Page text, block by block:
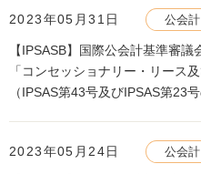
2023年05月31日 公会
【IPSASB】国際公会計基準審
「コンセッショナリー・リース
（IPSAS第43号及びIPSAS第23
2023年05月24日 公会